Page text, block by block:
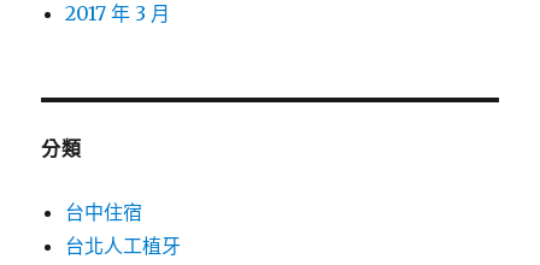
2017 年 3 月
分類
台中住宿
台北人工植牙